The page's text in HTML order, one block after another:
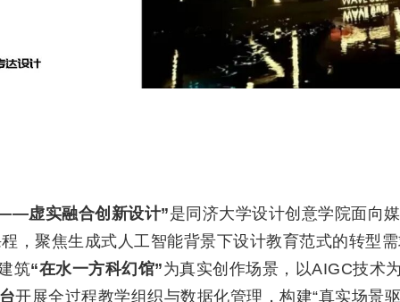
虚实融合创新设计”是同济大学设计创意学院面向
，聚焦生成式人工智能背景下设计教育范式的转型
筑“在水一方科幻馆”为真实创作场景，以AIGC技术
开展全过程教学组织与数据化管理，构建“真实场景